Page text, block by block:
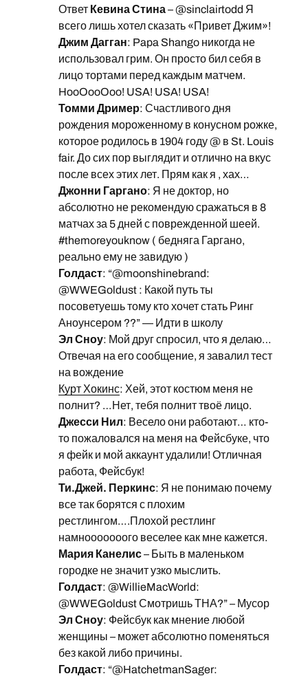
Ответ Кевина Стина– @sinclairtodd Я
всего лишь хотел сказать «Привет Джим»!
Джим Дагган: Papa Shango никогда не
использовал грим. Он просто бил себя в
лицо тортами перед каждым матчем.
HooOooOoo! USA! USA! USA!
Томми Дример: Счастливого дня
рождения мороженному в конусном рожке,
которое родилось в 1904 году @ в St. Louis
fair. До сих пор выглядит и отлично на вкус
после всех этих лет. Прям как я , хах…
Джонни Гаргано: Я не доктор, но
абсолютно не рекомендую сражаться в 8
матчах за 5 дней с поврежденной шеей.
#themoreyouknow ( бедняга Гаргано,
реально ему не завидую )
Голдаст: “@moonshinebrand:
@WWEGoldust : Какой путь ты
посоветуешь тому кто хочет стать Ринг
Аноунсером ??” — Идти в школу
Эл Сноу: Мой друг спросил, что я делаю…
Отвечая на его сообщение, я завалил тест
на вождение
Курт Хокинс: Хей, этот костюм меня не
полнит? …Нет, тебя полнит твоё лицо.
Джесси Нил: Весело они работают… кто-
то пожаловался на меня на Фейсбуке, что
я фейк и мой аккаунт удалили! Отличная
работа, Фейсбук!
Ти.Джей. Перкинс: Я не понимаю почему
все так борятся с плохим
рестлингом….Плохой рестлинг
намнооооооого веселее как мне кажется.
Мария Канелис– Быть в маленьком
городке не значит узко мыслить.
Голдаст: @WillieMacWorld:
@WWEGoldust Смотришь ТНА?” – Мусор
Эл Сноу: Фейсбук как мнение любой
женщины – может абсолютно поменяться
без какой либо причины.
Голдаст: “@HatchetmanSager: